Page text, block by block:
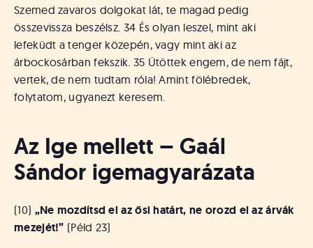
Szemed zavaros dolgokat lát, te magad pedig
összevissza beszélsz. 34 És olyan leszel, mint aki
lefeküdt a tenger közepén, vagy mint aki az
árbockosárban fekszik. 35 Ütöttek engem, de nem fájt,
vertek, de nem tudtam róla! Amint fölébredek,
folytatom, ugyanezt keresem.
Az Ige mellett – Gaál
Sándor igemagyarázata
(10) „Ne mozdítsd el az ősi határt, ne orozd el az árvák
mezejét!” (Péld 23)